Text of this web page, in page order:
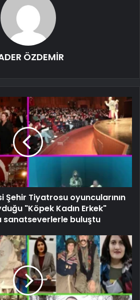
ÖZDEMİR
Şehir Tiyatrosu oyuncularının
"Köpek Kadın Erkek"
sanatseverlerle buluştu